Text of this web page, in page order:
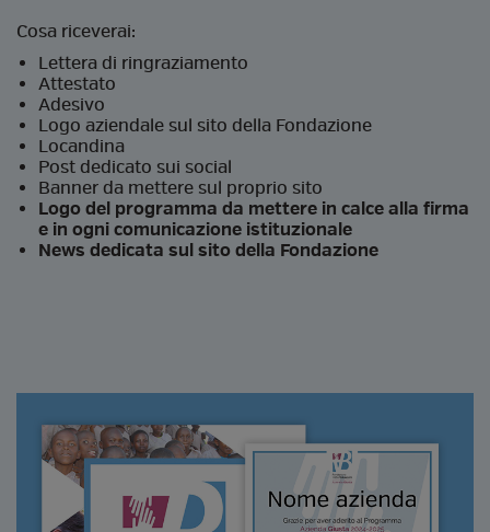
Cosa riceverai:
Lettera di ringraziamento
Attestato
Adesivo
Logo aziendale sul sito della Fondazione
Locandina
Post dedicato sui social
Banner da mettere sul proprio sito
Logo del programma da mettere in calce alla firma
e in ogni comunicazione istituzionale
News dedicata sul sito della Fondazione